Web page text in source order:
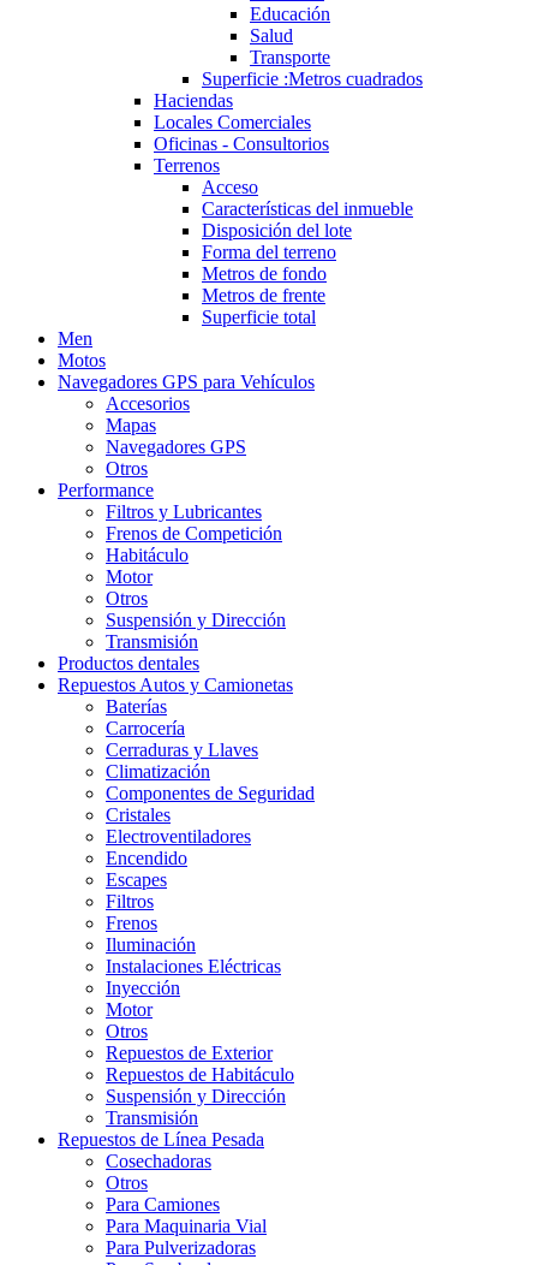
Educación
Salud
Transporte
Superficie :Metros cuadrados
Haciendas
Locales Comerciales
Oficinas - Consultorios
Terrenos
Acceso
Características del inmueble
Disposición del lote
Forma del terreno
Metros de fondo
Metros de frente
Superficie total
Men
Motos
Navegadores GPS para Vehículos
Accesorios
Mapas
Navegadores GPS
Otros
Performance
Filtros y Lubricantes
Frenos de Competición
Habitáculo
Motor
Otros
Suspensión y Dirección
Transmisión
Productos dentales
Repuestos Autos y Camionetas
Baterías
Carrocería
Cerraduras y Llaves
Climatización
Componentes de Seguridad
Cristales
Electroventiladores
Encendido
Escapes
Filtros
Frenos
Iluminación
Instalaciones Eléctricas
Inyección
Motor
Otros
Repuestos de Exterior
Repuestos de Habitáculo
Suspensión y Dirección
Transmisión
Repuestos de Línea Pesada
Cosechadoras
Otros
Para Camiones
Para Maquinaria Vial
Para Pulverizadoras